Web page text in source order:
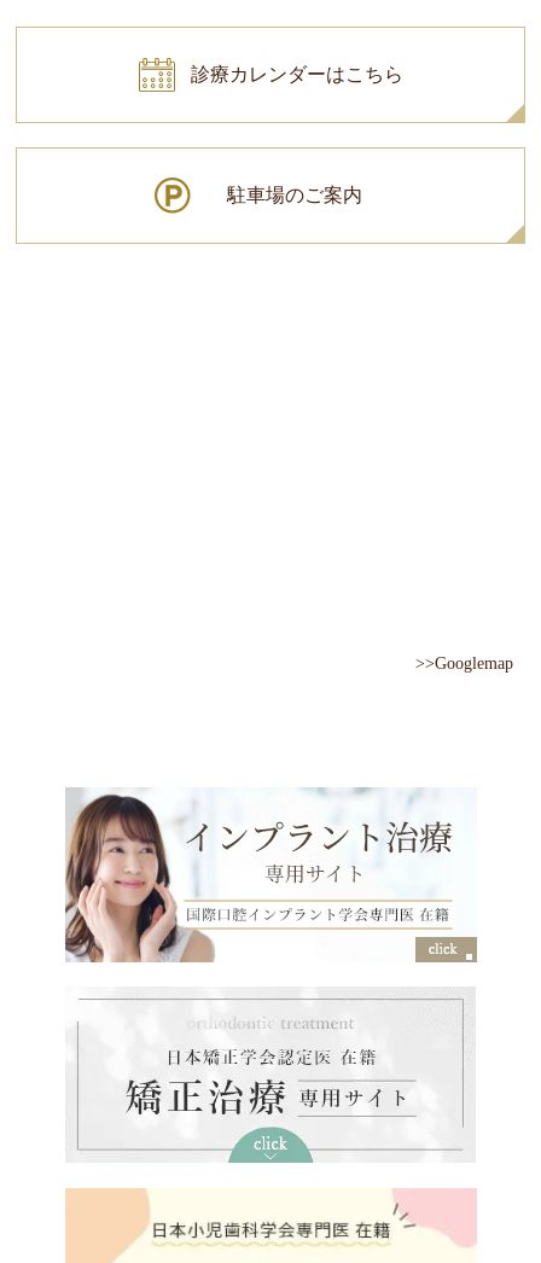
診療カレンダーはこちら
駐車場のご案内
>>Googlemap